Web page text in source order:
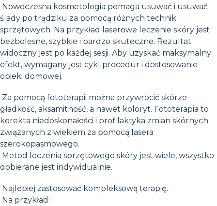
Nowoczesna kosmetologia pomaga usuwać i usuwać
ślady po trądziku za pomocą różnych technik
sprzętowych. Na przykład laserowe leczenie skóry jest
bezbolesne, szybkie i bardzo skuteczne. Rezultat
widoczny jest po każdej sesji. Aby uzyskać maksymalny
efekt, wymagany jest cykl procedur i dostosowanie
opieki domowej.
Za pomocą fototerapii można przywrócić skórze
gładkość, aksamitność, a nawet koloryt. Fototerapia to
korekta niedoskonałości i profilaktyka zmian skórnych
związanych z wiekiem za pomocą lasera
szerokopasmowego.
Metod leczenia sprzętowego skóry jest wiele, wszystko
dobierane jest indywidualnie.
Najlepiej zastosować kompleksową terapię.
Na przykład: